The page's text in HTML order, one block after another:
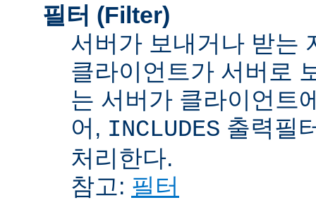
필터 (Filter)
서버가 보내거나 받는
클라이언트가 서버로
는 서버가 클라이언트
어, INCLUDES 출력필
처리한다.
참고: 필터